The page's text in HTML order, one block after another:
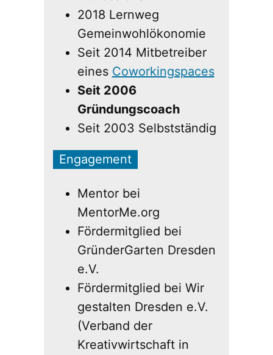
2018 Lernweg
Gemeinwohlökonomie
Seit 2014 Mitbetreiber
eines Coworkingspaces
Seit 2006
Gründungscoach
Seit 2003 Selbstständig
Engagement
Mentor bei
MentorMe.org
Fördermitglied bei
GründerGarten Dresden
e.V.
Fördermitglied bei Wir
gestalten Dresden e.V.
(Verband der
Kreativwirtschaft in